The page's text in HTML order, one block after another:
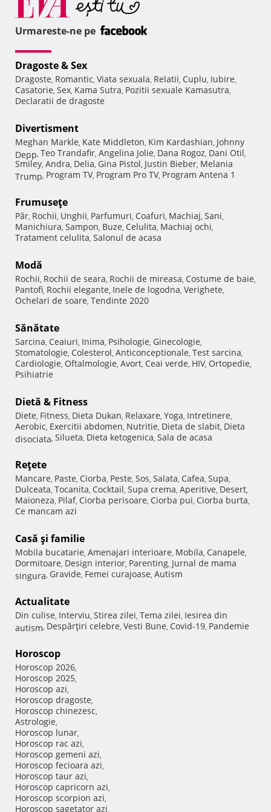
Urmareste-ne pe
Dragoste & Sex
Dragoste, Romantic, Viata sexuala, Relatii, Cuplu, Iubire,
Casatorie, Sex, Kama Sutra, Pozitii sexuale Kamasutra,
Declaratii de dragoste
Divertisment
Meghan Markle, Kate Middleton, Kim Kardashian, Johnny
Depp, Teo Trandafir, Angelina Jolie, Dana Rogoz, Dani Otil,
Smiley, Andra, Delia, Gina Pistol, Justin Bieber, Melania
Trump, Program TV, Program Pro TV, Program Antena 1
Frumuseţe
Păr, Rochii, Unghii, Parfumuri, Coafuri, Machiaj, Sani,
Manichiura, Sampon, Buze, Celulita, Machiaj ochi,
Tratament celulita, Salonul de acasa
Modă
Rochii, Rochii de seara, Rochii de mireasa, Costume de baie,
Pantofi, Rochii elegante, Inele de logodna, Verighete,
Ochelari de soare, Tendinte 2020
Sănătate
Sarcina, Ceaiuri, Inima, Psihologie, Ginecologie,
Stomatologie, Colesterol, Anticonceptionale, Test sarcina,
Cardiologie, Oftalmologie, Avort, Ceai verde, HIV, Ortopedie,
Psihiatrie
Dietă & Fitness
Diete, Fitness, Dieta Dukan, Relaxare, Yoga, Intretinere,
Aerobic, Exercitii abdomen, Nutritie, Dieta de slabit, Dieta
disociata, Silueta, Dieta ketogenica, Sala de acasa
Reţete
Mancare, Paste, Ciorba, Peste, Sos, Salata, Cafea, Supa,
Dulceata, Tocanita, Cocktail, Supa crema, Aperitive, Desert,
Maioneza, Pilaf, Ciorba perisoare, Ciorba pui, Ciorba burta,
Ce mancam azi
Casă şi familie
Mobila bucatarie, Amenajari interioare, Mobila, Canapele,
Dormitoare, Design interior, Parenting, Jurnal de mama
singura, Gravide, Femei curajoase, Autism
Actualitate
Din culise, Interviu, Stirea zilei, Tema zilei, Iesirea din
autism, Despărţiri celebre, Vesti Bune, Covid-19, Pandemie
Horoscop
Horoscop 2026,
Horoscop 2025,
Horoscop azi,
Horoscop dragoste,
Horoscop chinezesc,
Astrologie,
Horoscop lunar,
Horoscop rac azi,
Horoscop gemeni azi,
Horoscop fecioara azi,
Horoscop taur azi,
Horoscop capricorn azi,
Horoscop scorpion azi,
Horoscop sagetator azi,